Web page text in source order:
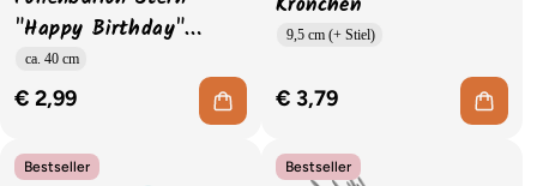
"Happy Birthday"
Rainbow
ca. 40 cm
€ 2,99
9,5 cm (+ Stiel)
€ 3,79
Bestseller Bestseller